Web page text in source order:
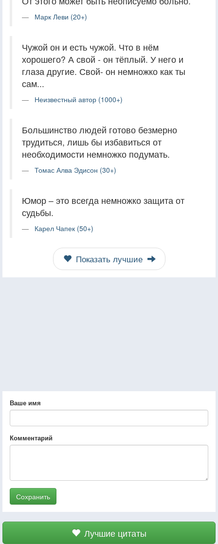
Марк Леви (20+)
Чужой он и есть чужой. Что в нём
хорошего? А свой - он тёплый. У него и
глаза другие. Свой- он немножко как ты
сам...
Неизвестный автор (1000+)
Большинство людей готово безмерно
трудиться, лишь бы избавиться от
необходимости немножко подумать.
Томас Алва Эдисон (30+)
Юмор – это всегда немножко защита от
судьбы.
Карел Чапек (50+)
Показать лучшие
Ваше имя
Комментарий
Сохранить
Лучшие цитаты